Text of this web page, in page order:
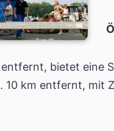
bietet eine
10 km entfernt, mit